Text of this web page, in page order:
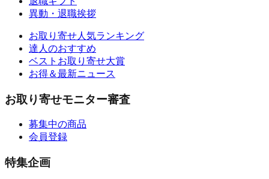
異動・退職挨拶
お取り寄せ人気ランキング
達人のおすすめ
ベストお取り寄せ大賞
お得＆最新ニュース
お取り寄せモニター審査
募集中の商品
会員登録
特集企画